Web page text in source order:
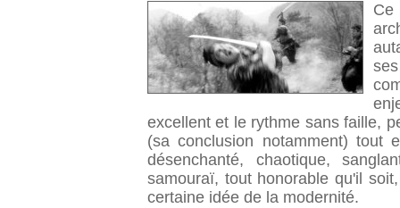
excellent et le rythme sans faille,
(sa conclusion notamment)
désenchanté, chaotique,
samouraï, tout honorable qu'il
certaine idée de la modernité.